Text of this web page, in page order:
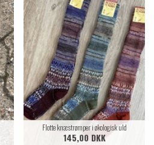
Flotte knæstrømper i økologisk uld
145,00 DKK